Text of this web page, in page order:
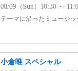
08/09（Sun）10:30 ～
テーマに沿ったミュージ
小倉唯 スペシャル